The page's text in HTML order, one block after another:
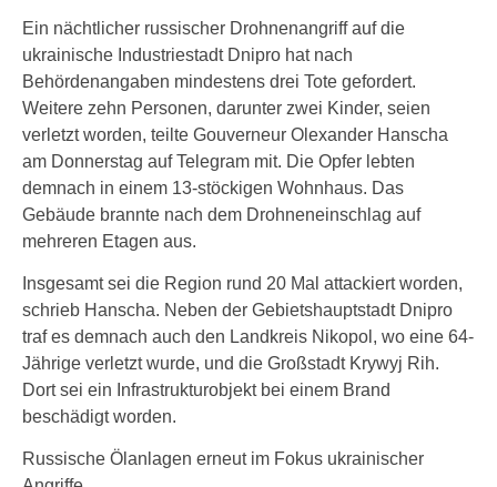
Ein nächtlicher russischer Drohnenangriff auf die
ukrainische Industriestadt Dnipro hat nach
Behördenangaben mindestens drei Tote gefordert.
Weitere zehn Personen, darunter zwei Kinder, seien
verletzt worden, teilte Gouverneur Olexander Hanscha
am Donnerstag auf Telegram mit. Die Opfer lebten
demnach in einem 13-stöckigen Wohnhaus. Das
Gebäude brannte nach dem Drohneneinschlag auf
mehreren Etagen aus.
Insgesamt sei die Region rund 20 Mal attackiert worden,
schrieb Hanscha. Neben der Gebietshauptstadt Dnipro
traf es demnach auch den Landkreis Nikopol, wo eine 64-
Jährige verletzt wurde, und die Großstadt Krywyj Rih.
Dort sei ein Infrastrukturobjekt bei einem Brand
beschädigt worden.
Russische Ölanlagen erneut im Fokus ukrainischer